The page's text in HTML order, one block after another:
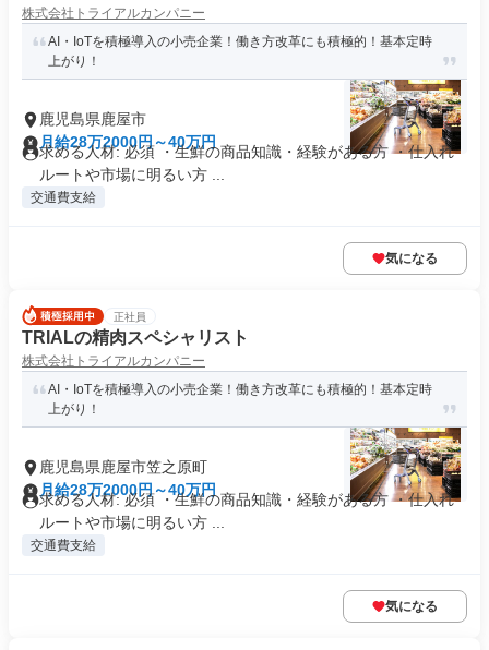
株式会社トライアルカンパニー
AI・IoTを積極導入の小売企業！働き方改革にも積極的！基本定時
上がり！
鹿児島県鹿屋市
月給28万2000円～40万円
求める人材: 必須 ・生鮮の商品知識・経験がある方 ・仕入れ
ルートや市場に明るい方 ...
交通費支給
気になる
正社員
TRIALの精肉スペシャリスト
株式会社トライアルカンパニー
AI・IoTを積極導入の小売企業！働き方改革にも積極的！基本定時
上がり！
鹿児島県鹿屋市笠之原町
月給28万2000円～40万円
求める人材: 必須 ・生鮮の商品知識・経験がある方 ・仕入れ
ルートや市場に明るい方 ...
交通費支給
気になる